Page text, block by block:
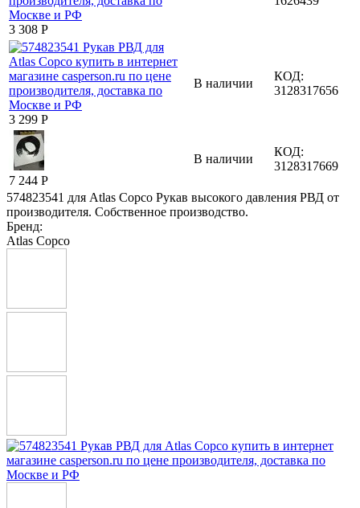
3 308 Р
3 299 Р
В наличии
КОД:
3128317656
7 244 Р
В наличии
КОД:
3128317669
574823541 для Atlas Copco Рукав высокого давления РВД от
производителя. Собственное производство.
Бренд:
Atlas Copco